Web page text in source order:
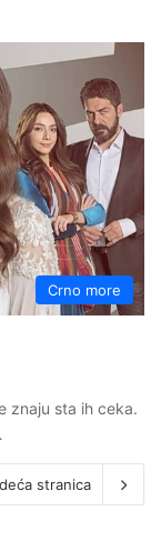
Crno more
znaju sta ih ceka.
stranica